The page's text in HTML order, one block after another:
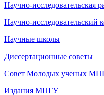
Научно-исследовательская
Научно-
Научные школы
Диссертационные советы
Совет Молодых ученых
Издания МПГУ